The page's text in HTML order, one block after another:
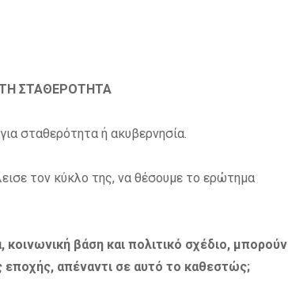
ΣΤΑΘΕΡΟΤΗΤΑ
σταθερότητα ή ακυβερνησία.
τον κύκλο της, να θέσουμε το ερώτημα
κοινωνική βάση και πολιτικό σχέδιο, μπορούν
εποχής, απέναντι σε αυτό το καθεστώς;